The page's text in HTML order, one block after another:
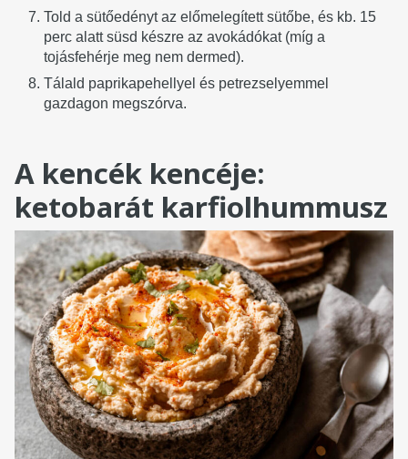
Told a sütőedényt az előmelegített sütőbe, és kb. 15
perc alatt süsd készre az avokádókat (míg a
tojásfehérje meg nem dermed).
Tálald paprikapehellyel és petrezselyemmel
gazdagon megszórva.
A kencék kencéje:
ketobarát karfiolhummusz